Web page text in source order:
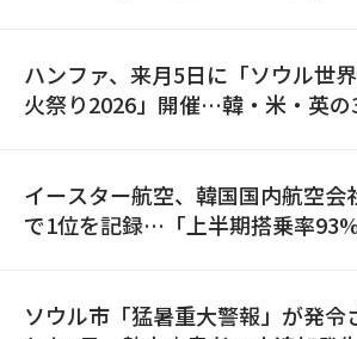
ハンファ、来月5日に「ソウル世
火祭り2026」開催…韓・米・英の
イースター航空、韓国国内航空会
で1位を記録…「上半期搭乗率93%
ソウル市「猛暑重大警報」が発令